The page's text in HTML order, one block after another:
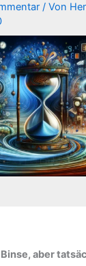
/ Von
aber